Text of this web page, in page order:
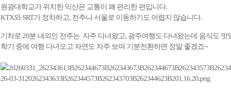
원광대학교가 위치한 익산은 교통이 꽤 편리한 편입니다.
KTX와 SRT가 정차하고, 전주나 서울로 이동하기도 어렵지 않습니다.
기차로 20분 내외인 전주는 자주 다녀왔고, 광주여행도 다녀왔는데 음식도
학기 중에 여행 다녀오고 자연도 자주 보며 기분전환하면 정말 좋겠죠~